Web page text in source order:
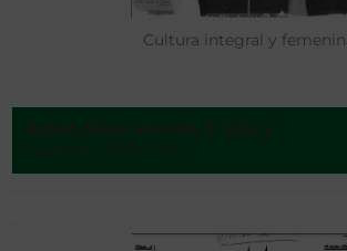
Cultura integral y